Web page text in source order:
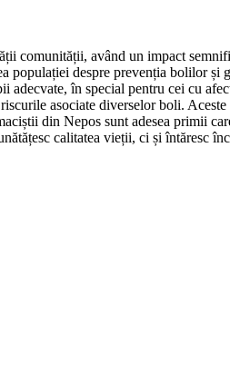
comunității, având un impact
despre prevenția bolilor
în special pentru cei cu
asociate diverselor boli.
din Nepos sunt adesea primii
calitatea vieții, ci și întăresc